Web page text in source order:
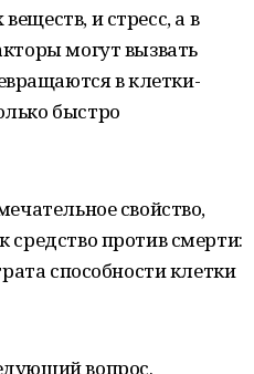
и стресс, а в
могут вызвать
в клетки-
быстро
свойство,
средство против смерти:
способности клетки
вопрос.